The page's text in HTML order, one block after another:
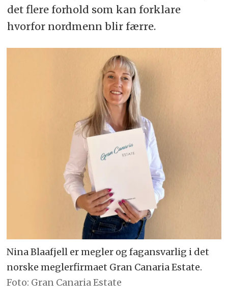
det flere forhold som kan forklare
hvorfor nordmenn blir færre.
Nina Blaafjell er megler og fagansvarlig i det
norske meglerfirmaet Gran Canaria Estate.
Gran Canaria Estate